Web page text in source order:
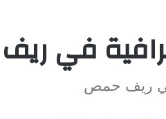
في
في ريف حمص